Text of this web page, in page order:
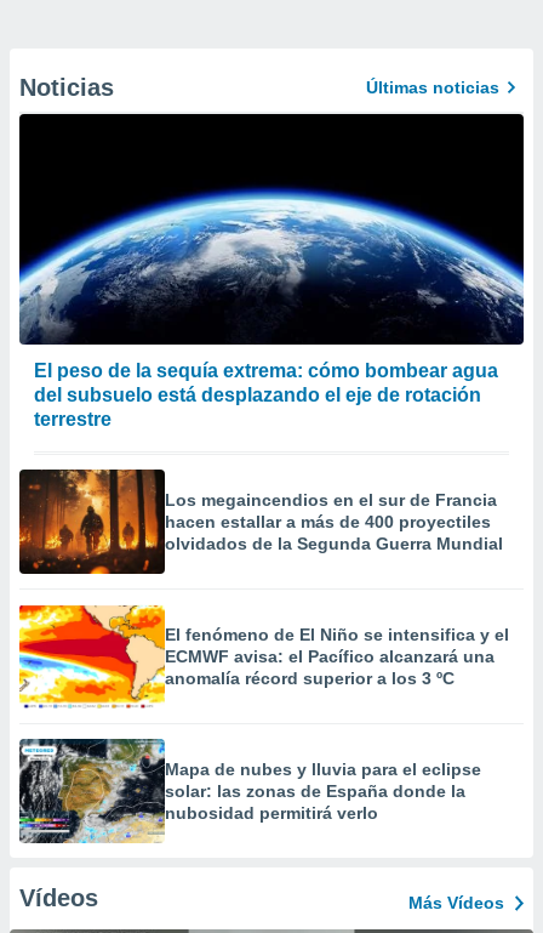
Noticias Últimas noticias
El peso de la sequía extrema: cómo bombear agua
del subsuelo está desplazando el eje de rotación
terrestre
Los megaincendios en el sur de Francia
hacen estallar a más de 400 proyectiles
olvidados de la Segunda Guerra Mundial
El fenómeno de El Niño se intensifica y el
ECMWF avisa: el Pacífico alcanzará una
anomalía récord superior a los 3 ºC
Mapa de nubes y lluvia para el eclipse
solar: las zonas de España donde la
nubosidad permitirá verlo
Vídeos Más Vídeos